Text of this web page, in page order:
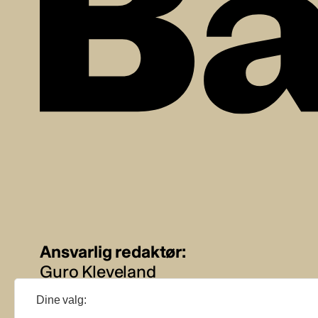
Ansvarlig redaktør:
Guro Kleveland
Annonseansvarlig:
Dine valg: